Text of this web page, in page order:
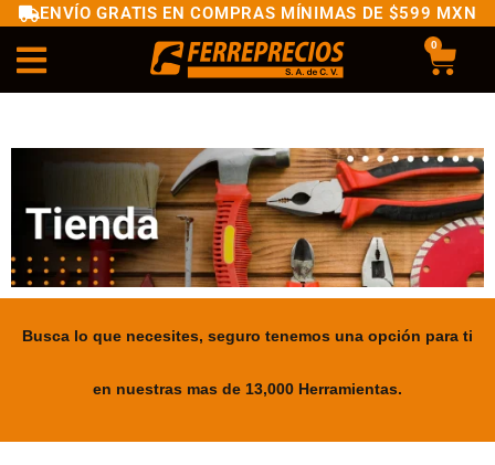
ENVÍO GRATIS EN COMPRAS MÍNIMAS DE $599 MXN
0
Busca lo que necesites, seguro tenemos una opción para ti
en nuestras mas de 13,000 Herramientas.